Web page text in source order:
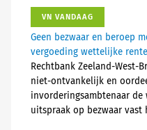
VN VANDAAG
Geen bezwaar en beroep
vergoeding wettelijke rente
Rechtbank Zeeland-West-
niet-ontvankelijk en
invorderingsambtenaar
uitspraak op bezwaar vast